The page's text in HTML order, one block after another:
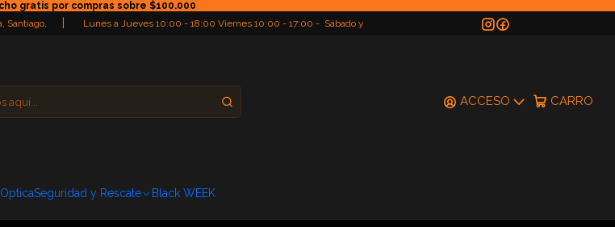
gratis por compras sobre $100.000
Santiago,
Lunes a Jueves 10:00 - 18:00 Viernes 10:00 - 17:00 - Sábado y
ACCESO CARRO
Seguridad y Rescate Black WEEK